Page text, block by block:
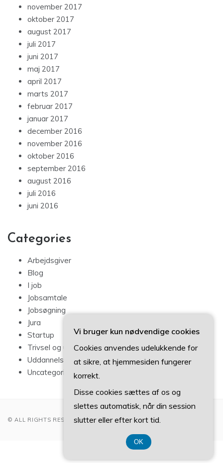
november 2017
oktober 2017
august 2017
juli 2017
juni 2017
maj 2017
april 2017
marts 2017
februar 2017
januar 2017
december 2016
november 2016
oktober 2016
september 2016
august 2016
juli 2016
juni 2016
Categories
Arbejdsgiver
Blog
I job
Jobsamtale
Jobsøgning
Jura
Startup
Trivsel og udvikling
Uddannelse
Uncategorized
© ALL RIGHTS RESERVED 2022
Vi bruger kun nødvendige cookies
Cookies anvendes udelukkende for
at sikre, at hjemmesiden fungerer
korrekt.
Disse cookies sættes af os og
slettes automatisk, når din session
slutter eller efter kort tid.
OK